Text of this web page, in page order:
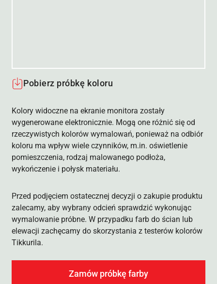
Pobierz próbkę koloru
Kolory widoczne na ekranie monitora zostały
wygenerowane elektronicznie. Mogą one różnić się od
rzeczywistych kolorów wymalowań, ponieważ na odbiór
koloru ma wpływ wiele czynników, m.in. oświetlenie
pomieszczenia, rodzaj malowanego podłoża,
wykończenie i połysk materiału.
Przed podjęciem ostatecznej decyzji o zakupie produktu
zalecamy, aby wybrany odcień sprawdzić wykonując
wymalowanie próbne. W przypadku farb do ścian lub
elewacji zachęcamy do skorzystania z testerów kolorów
Tikkurila.
Zamów próbkę farby